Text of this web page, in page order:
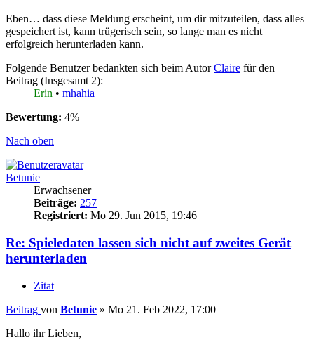
Eben… dass diese Meldung erscheint, um dir mitzuteilen, dass alles
gespeichert ist, kann trügerisch sein, so lange man es nicht
erfolgreich herunterladen kann.
Folgende Benutzer bedankten sich beim AutorClaire für den
Beitrag (Insgesamt 2):
Erin • mhahia
Bewertung: 4%
Nach oben
Betunie
Erwachsener
Beiträge: 257
Registriert: Mo 29. Jun 2015, 19:46
Re: Spieledaten lassen sich nicht auf zweites Gerät
herunterladen
Zitat
Beitrag von Betunie » Mo 21. Feb 2022, 17:00
Hallo ihr Lieben,